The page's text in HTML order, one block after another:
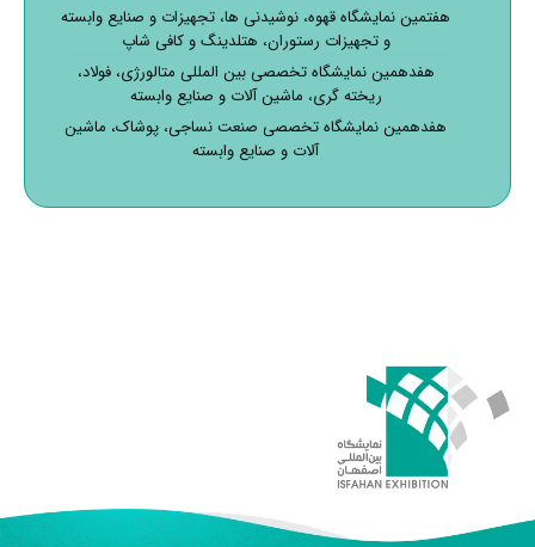
هفتمین نمایشگاه قهوه، نوشیدنی ها، تجهیزات و صنایع وابسته
و تجهیزات رستوران، هتلدینگ و کافی شاپ
هفدهمین نمایشگاه تخصصی بین المللی متالورژی، فولاد،
ریخته گری، ماشین آلات و صنایع وابسته
هفدهمین نمایشگاه تخصصی صنعت نساجی، پوشاک، ماشین
آلات و صنایع وابسته